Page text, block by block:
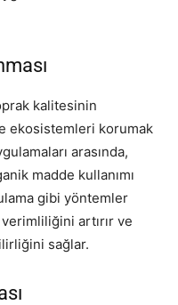
kalitesinin
ekosistemleri korumak
arasında,
madde kullanımı
gibi yöntemler
artırır ve
sağlar.